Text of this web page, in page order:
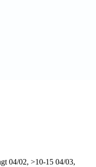
04/02, >10-15 04/03,